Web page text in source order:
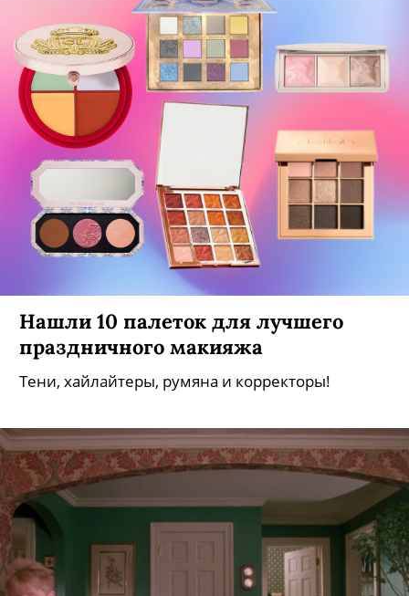
Нашли 10 палеток для лучшего
праздничного макияжа
Тени, хайлайтеры, румяна и корректоры!